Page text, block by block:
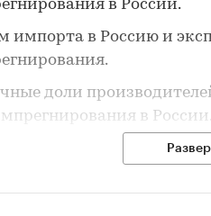
в России.
импорта в Россию и
доли
в России.
развития рынка